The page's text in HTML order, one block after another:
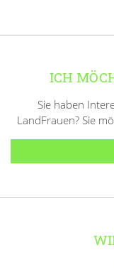
ICH
Sie haben
LandFrauen? Sie